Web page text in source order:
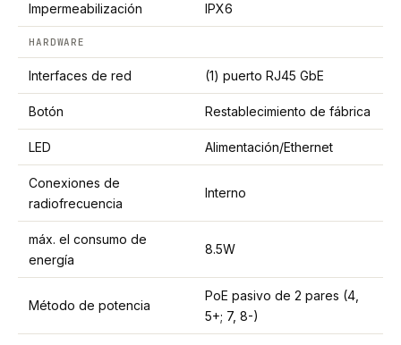
Impermeabilización IPX6
HARDWARE
Interfaces de red (1) puerto RJ45 GbE
Botón Restablecimiento de fábrica
LED Alimentación/Ethernet
Conexiones de
radiofrecuencia
Interno
máx. el consumo de
energía
8.5W
Método de potencia
PoE pasivo de 2 pares (4,
5+; 7, 8-)